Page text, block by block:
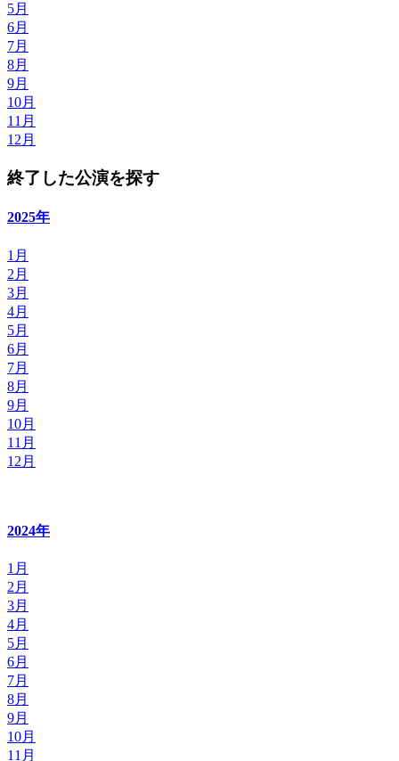
5月
6月
7月
8月
9月
10月
11月
12月
終了した公演を探す
2025年
1月
2月
3月
4月
5月
6月
7月
8月
9月
10月
11月
12月
2024年
1月
2月
3月
4月
5月
6月
7月
8月
9月
10月
11月